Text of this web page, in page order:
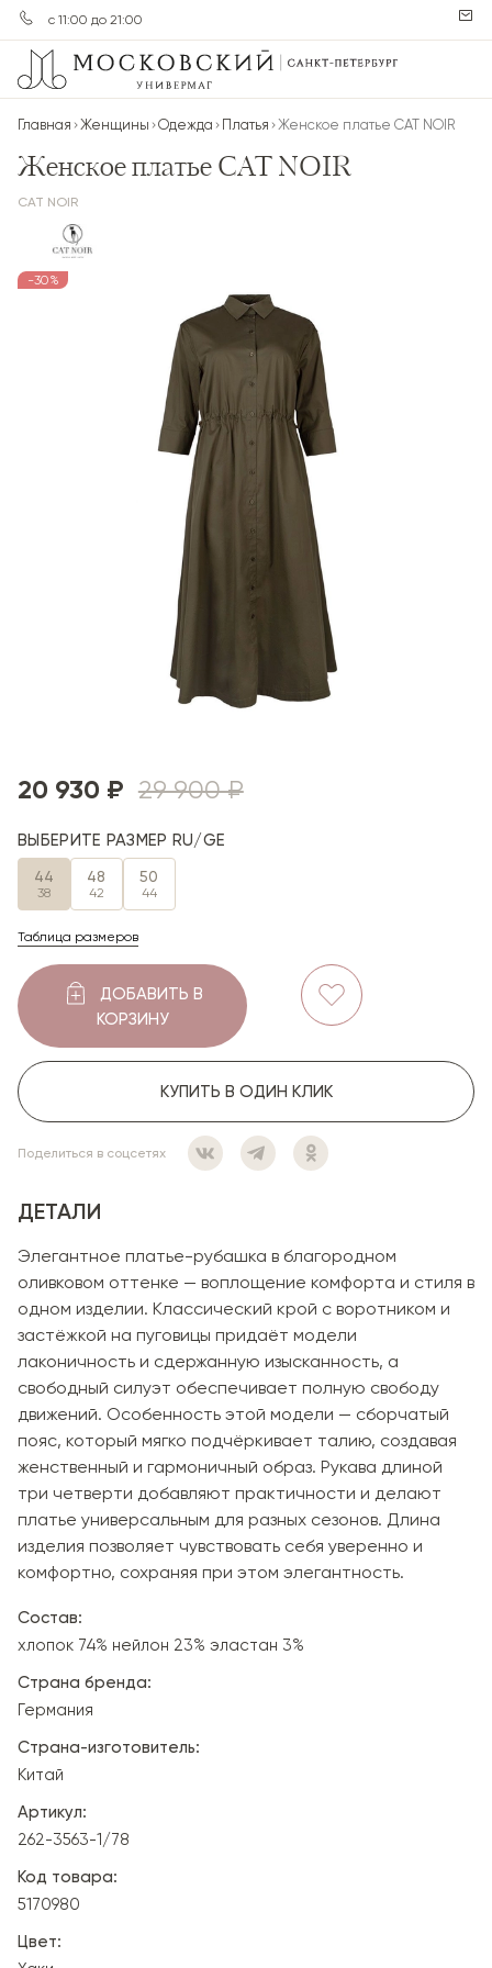
с 11:00 до 21:00
Главная Женщины Одежда Платья Женское платье CAT NOIR
Женское платье CAT NOIR
CAT NOIR
-30%
20 930 ₽ 29 900 ₽
ВЫБЕРИТЕ РАЗМЕР RU/GE
44
38
48
42
50
44
Таблица размеров
ДОБАВИТЬ В
КОРЗИНУ
КУПИТЬ В ОДИН КЛИК
Поделиться в соцсетях
ДЕТАЛИ
Элегантное платье-рубашка в благородном
оливковом оттенке — воплощение комфорта и стиля в
одном изделии. Классический крой с воротником и
застёжкой на пуговицы придаёт модели
лаконичность и сдержанную изысканность, а
свободный силуэт обеспечивает полную свободу
движений. Особенность этой модели — сборчатый
пояс, который мягко подчёркивает талию, создавая
женственный и гармоничный образ. Рукава длиной
три четверти добавляют практичности и делают
платье универсальным для разных сезонов. Длина
изделия позволяет чувствовать себя уверенно и
комфортно, сохраняя при этом элегантность.
Состав:
хлопок 74% нейлон 23% эластан 3%
Страна бренда:
Германия
Страна-изготовитель:
Китай
Артикул:
262-3563-1/78
Код товара:
5170980
Цвет: